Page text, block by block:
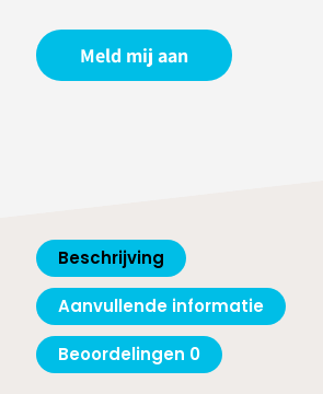
Meld mij aan
Beschrijving
Aanvullende informatie
Beoordelingen 0